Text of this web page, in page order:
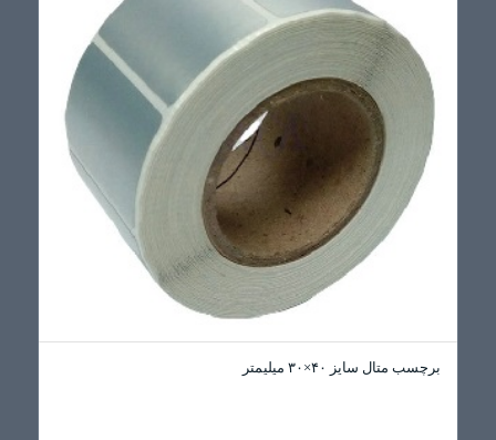
برچسب متال سایز ۴۰×۳۰ میلیمتر